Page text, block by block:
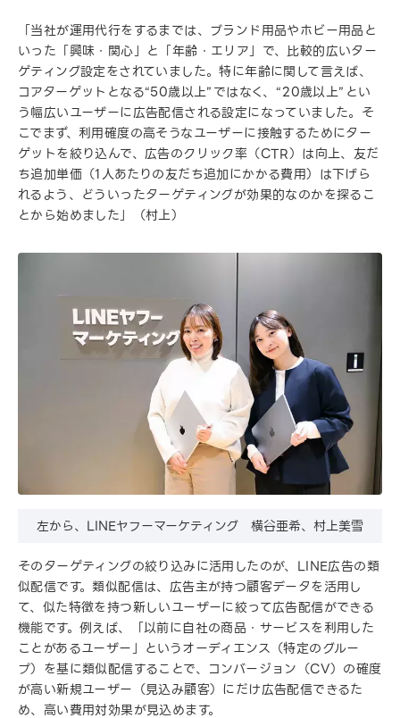
「当社が運用代行をするまでは、ブランド用品やホビー用品と
いった「興味・関心」と「年齢・エリア」で、比較的広いター
ゲティング設定をされていました。特に年齢に関して言えば、
コアターゲットとなる“50歳以上”ではなく、“20歳以上”とい
う幅広いユーザーに広告配信される設定になっていました。そ
こでまず、利用確度の高そうなユーザーに接触するためにター
ゲットを絞り込んで、広告のクリック率（CTR）は向上、友だ
ち追加単価（1人あたりの友だち追加にかかる費用）は下げら
れるよう、どういったターゲティングが効果的なのかを探るこ
とから始めました」（村上）
左から、LINEヤフーマーケティング 横谷亜希、村上美雪
そのターゲティングの絞り込みに活用したのが、LINE広告の類
似配信です。類似配信は、広告主が持つ顧客データを活用し
て、似た特徴を持つ新しいユーザーに絞って広告配信ができる
機能です。例えば、「以前に自社の商品・サービスを利用した
ことがあるユーザー」というオーディエンス（特定のグルー
プ）を基に類似配信することで、コンバージョン（CV）の確度
が高い新規ユーザー（見込み顧客）にだけ広告配信できるた
め、高い費用対効果が見込めます。